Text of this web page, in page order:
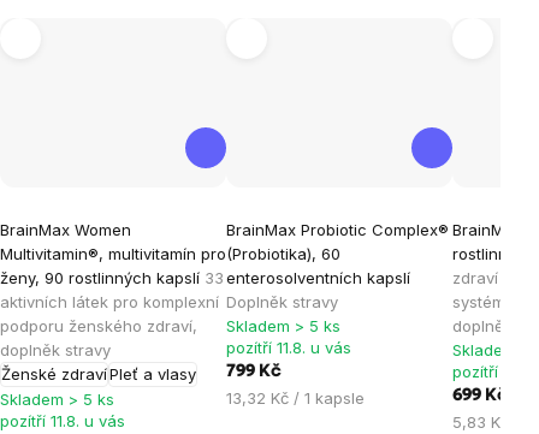
BrainMax Women
Multivitamin®, multivitamín pro
ženy, 90 rostlinných kapslí 33
aktivních látek pro komplexní
podporu ženského zdraví,
doplněk stravy
Ženské zdravíPleť a vlasy
hodnocení
produktu
je
4,9
z
5
hvězdiček.
Skladem > 5 ks
pozítří 11.8. u vás
BrainMax Probiotic Complex®
(Probiotika), 60
enterosolventních kapslí
Doplněk stravy
hodnocení
produktu
je
4,8
z
Skladem > 5 ks
pozítří 11.8. u vás
799 Kč
Měrná
13,32 Kč / 1 kapsle
BrainMax
zdraví
systému
doplněk
produktu
je
4,8
z
5
Skladem >
pozítří 11.8.
699 Kč
Měrná
5,83 Kč / 1